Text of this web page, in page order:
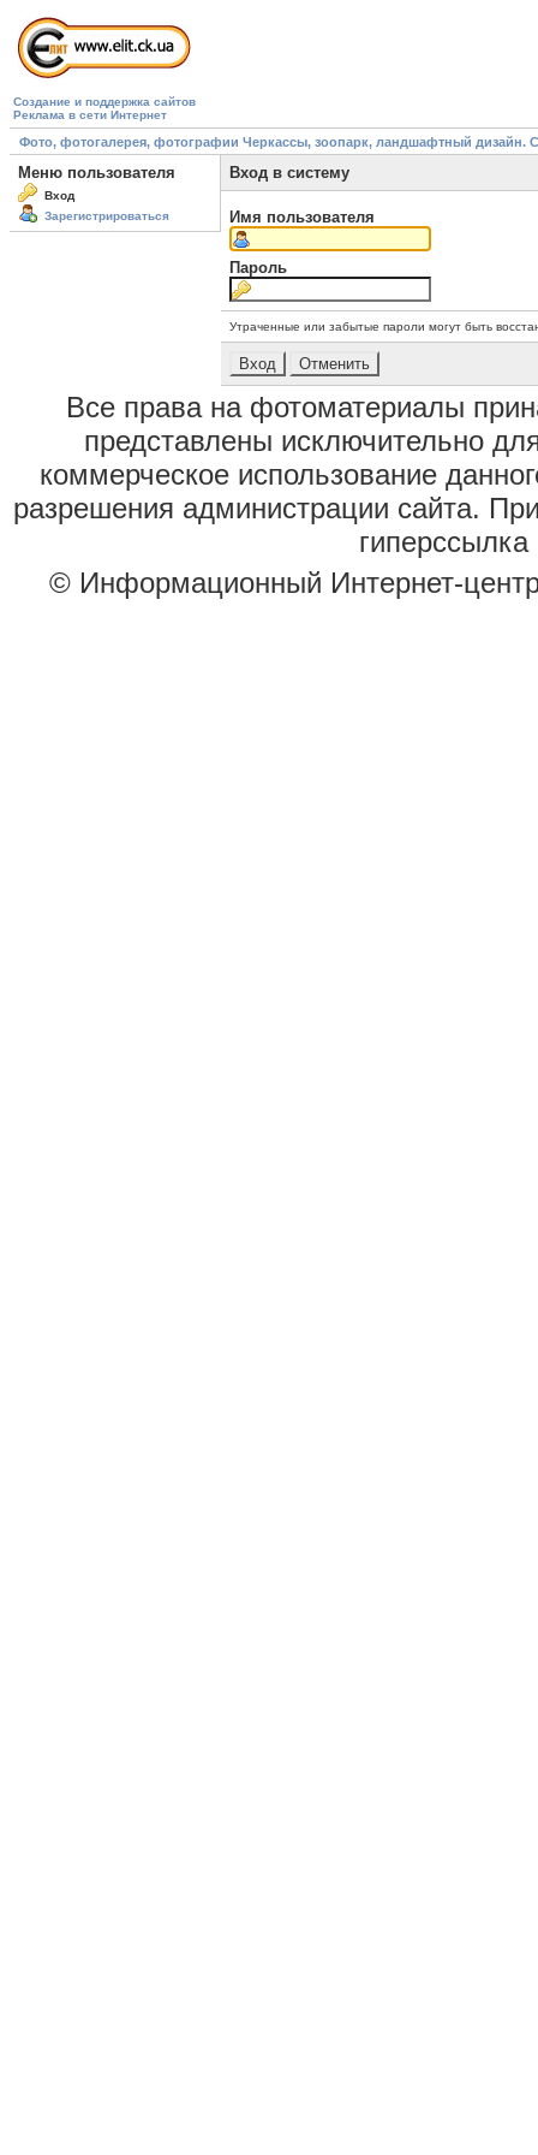
Создание и поддержка сайтов
Реклама в сети Интернет
Фото, фотогалерея, фотографии Черкассы, зоопарк, ландшафтный дизайн.
Меню пользователя
Вход
Зарегистрироваться
Вход в систему
Имя пользователя
Пароль
Утраченные или забытые пароли могут быть
Все права на фотоматериалы
представлены исключительно
коммерческое использование
разрешения администрации сайта.
гиперссылка
© Информационный Интернет-